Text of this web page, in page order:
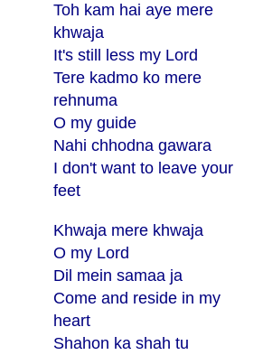
Toh kam hai aye mere
khwaja
It's still less my Lord
Tere kadmo ko mere
rehnuma
O my guide
Nahi chhodna gawara
I don't want to leave your
feet
Khwaja mere khwaja
O my Lord
Dil mein samaa ja
Come and reside in my
heart
Shahon ka shah tu